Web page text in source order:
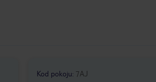
Kod pokoju: 7AJ